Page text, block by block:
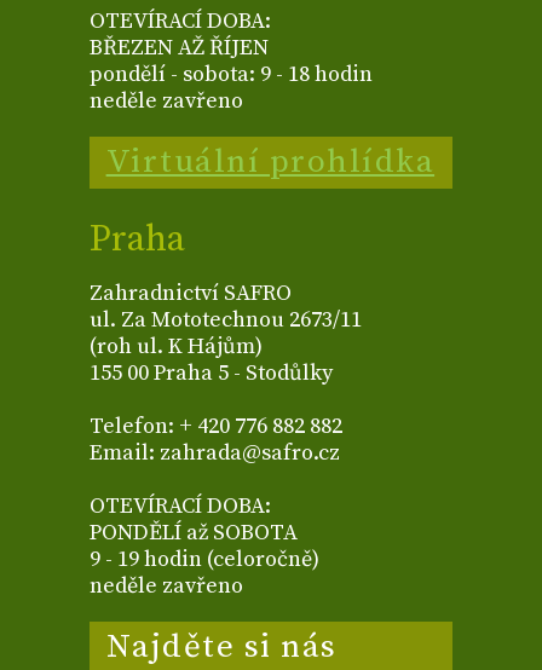
OTEVÍRACÍ DOBA:
BŘEZEN AŽ ŘÍJEN
pondělí - sobota: 9 - 18 hodin
neděle zavřeno
Virtuální prohlídka
Praha
Zahradnictví SAFRO
ul. Za Mototechnou 2673/11
(roh ul. K Hájům)
155 00 Praha 5 - Stodůlky
Telefon: + 420 776 882 882
Email: zahrada@safro.cz
OTEVÍRACÍ DOBA:
PONDĚLÍ až SOBOTA
9 - 19 hodin (celoročně)
neděle zavřeno
Najděte si nás